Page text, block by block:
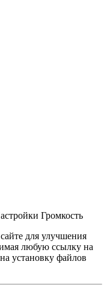
Громкость
для улучшения
любую ссылку на
установку файлов